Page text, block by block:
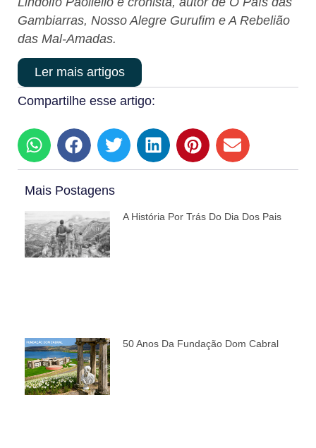
Gambiarras, Nosso Alegre Gurufim e A Rebelião
das Mal-Amadas.
Ler mais artigos
Compartilhe esse artigo:
Mais Postagens
A História Por Trás Do Dia Dos Pais
50 Anos Da Fundação Dom Cabral